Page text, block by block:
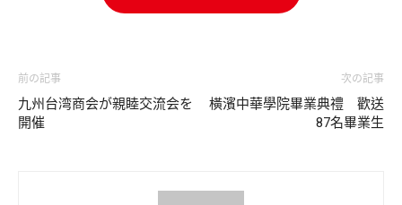
前の記事
九州台湾商会が親睦交流会を
開催
次の記事
橫濱中華學院畢業典禮 歡送
87名畢業生